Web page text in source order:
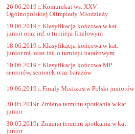
26.06.2019 r. Komunikat ws. XXV
Ogólnopolskiej Olimpiady Młodzieży
19.06.2019 r. Klasyfikacja końcowa w kat.
junior oraz inf. o turnieju finałowym
18.06.2019 r. Klasyfikacja końcowa w kat.
junior mł. oraz inf. o turnieju barażowym
10.06.2019 r. Klasyfikacja końcowa MP
seniorów, seniorek oraz barażów
10.06.2019 r. Finały Mistrzostw Polski juniorów
30.05.2019r. Zmiana terminu spotkania w kat.
junior
30.05.2019r. Zmiana terminu spotkania w kat.
junior